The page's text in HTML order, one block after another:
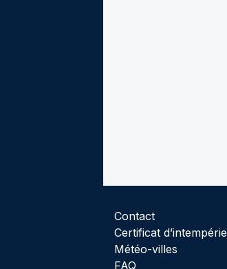
Contact
Certificat d’intempérie
Météo-villes
FAQ